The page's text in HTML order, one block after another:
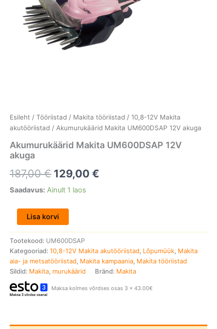
Esileht / Tööriistad / Makita tööriistad / 10,8-12V Makita
akutööriistad / Akumurukäärid Makita UM600DSAP 12V akuga
Akumurukäärid Makita UM600DSAP 12V
akuga
187,00€ 129,00 €
Saadavus: Ainult 1 laos
Lisa korvi
Tootekood: UM600DSAP
Kategooriad: 10,8-12V Makita akutööriistad, Lõpumüük, Makita
aia- ja metsatööriistad, Makita kampaania, Makita tööriistad
Sildid: Makita, murukäärid Bränd: Makita
Maksa kolmes võrdses osas 3 x 43.00€